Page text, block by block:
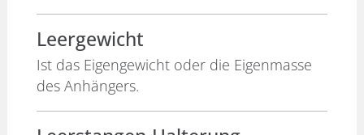
Leergewicht
Ist das Eigengewicht oder die Eigenmasse
des Anhängers.